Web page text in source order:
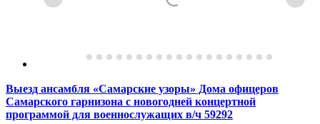
Выезд ансамбля «Самарские узоры» Дома офицеров
Самарского гарнизона с новогодней концертной
программой для военнослужащих в/ч 59292